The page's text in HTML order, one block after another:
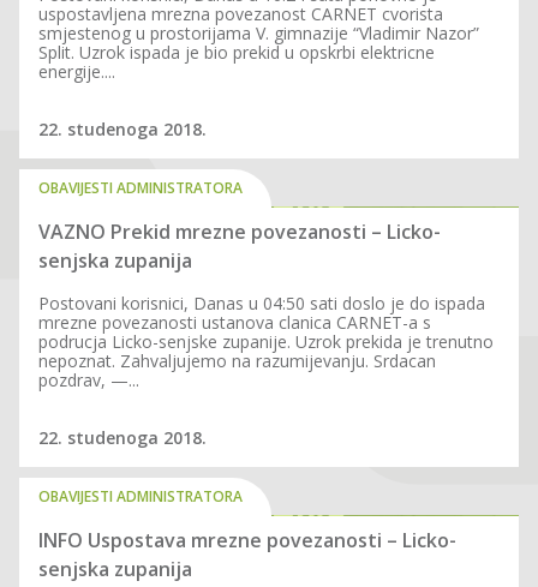
uspostavljena mrezna povezanost CARNET cvorista
smjestenog u prostorijama V. gimnazije “Vladimir Nazor”
Split. Uzrok ispada je bio prekid u opskrbi elektricne
energije....
22. studenoga 2018.
OBAVIJESTI ADMINISTRATORA
VAZNO Prekid mrezne povezanosti – Licko-
senjska zupanija
Postovani korisnici, Danas u 04:50 sati doslo je do ispada
mrezne povezanosti ustanova clanica CARNET-a s
podrucja Licko-senjske zupanije. Uzrok prekida je trenutno
nepoznat. Zahvaljujemo na razumijevanju. Srdacan
pozdrav, —...
22. studenoga 2018.
OBAVIJESTI ADMINISTRATORA
INFO Uspostava mrezne povezanosti – Licko-
senjska zupanija